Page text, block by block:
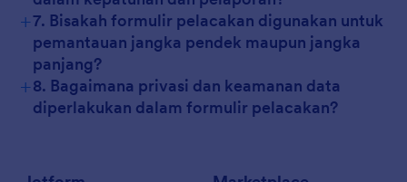
+7. Bisakah formulir pelacakan digunakan untuk
pemantauan jangka pendek maupun jangka
panjang?
+8. Bagaimana privasi dan keamanan data
diperlakukan dalam formulir pelacakan?